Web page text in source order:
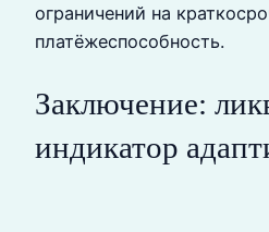
ограничений на
платёжеспособность.
Заключение:
индикатор